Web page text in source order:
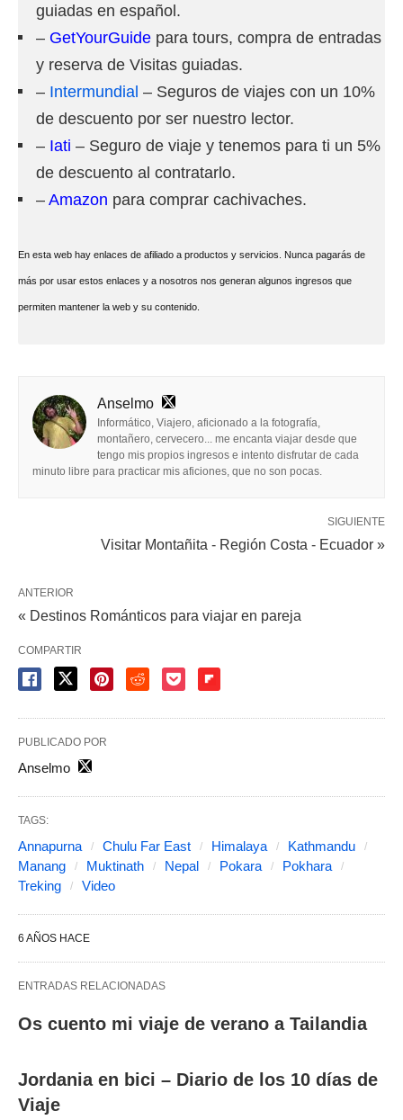
guiadas en español.
– GetYourGuide para tours, compra de entradas
y reserva de Visitas guiadas.
– Intermundial – Seguros de viajes con un 10%
de descuento por ser nuestro lector.
– Iati – Seguro de viaje y tenemos para ti un 5%
de descuento al contratarlo.
– Amazon para comprar cachivaches.
En esta web hay enlaces de afiliado a productos y servicios. Nunca pagarás de
más por usar estos enlaces y a nosotros nos generan algunos ingresos que
permiten mantener la web y su contenido.
Anselmo
Informático, Viajero, aficionado a la fotografía,
montañero, cervecero... me encanta viajar desde que
tengo mis propios ingresos e intento disfrutar de cada
minuto libre para practicar mis aficiones, que no son pocas.
SIGUIENTE
Visitar Montañita - Región Costa - Ecuador »
ANTERIOR
« Destinos Románticos para viajar en pareja
COMPARTIR
PUBLICADO POR
Anselmo
TAGS:
Annapurna Chulu Far East Himalaya
Kathmandu
Manang
Muktinath Nepal Pokara
Pokhara
Treking
Video
6 AÑOS HACE
ENTRADAS RELACIONADAS
Os cuento mi viaje de verano a Tailandia
Jordania en bici – Diario de los 10 días de
Viaje